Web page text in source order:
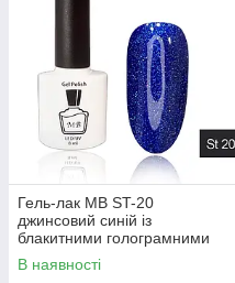
Гель-лак MB ST-20
джинсовий синій із
блакитними голограмними
блискітками STAR Collection,
блискітки 8 мл
В наявності